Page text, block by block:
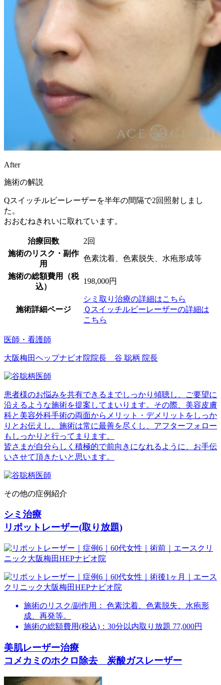
After
施術の解説
Qスイッチルビーレーザーを半年の間隔で2回照射しまし
た。
おおむねきれいに取れています。
治療回数
2回
施術のリスク・副作
用
色素沈着、色素脱失、水疱形成等
施術の総額費用（税
込）
198,000円
施術詳細ページ
シミ取り治療の詳細はこちら
Ｑスイッチルビーレーザーの詳細は
こちら
医師・看護師
大阪梅田ヘップナビオ院院長 谷 聡柄 院長
患者様のお悩みを共有できるまでしっかり傾聴し、ご要望に
沿えるような施術を提案してまいります。その際、美容皮膚
科と美容外科手術の両面からメリット・デメリットをしっか
りとお伝えし、施術は常に最善を尽くし、アフターフォロー
もしっかりと行ってまります。
皆さまが自分らしく積極的で前向きになれるように、お手伝
いさせて頂きたいと思います。
その他の症例紹介
シミ治療
リポットレーザー(取り放題)
施術のリスク/副作用：
色素沈着、色素脱失、水疱形
成、再発等。
施術の総額費用(税込)： 30分以内取り放題 77,000円
美肌レーザー治療
コメカミのホクロ除去 炭酸ガスレーザー